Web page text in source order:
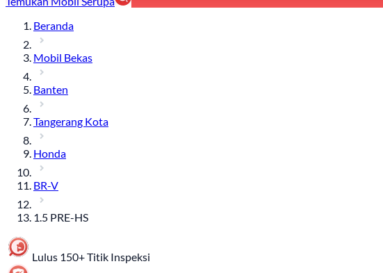
Beranda
Mobil Bekas
Banten
Tangerang Kota
Honda
BR-V
1.5 PRE-HS
Lulus 150+ Titik Inspeksi